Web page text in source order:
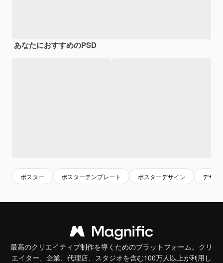
あなたにおすすめのPSD
ポスター ポスターテンプレート ポスターデザイン デザイ
最高のクリエイティブ制作を導くためのプラットフォーム。クリ
エイター、企業、代理店、スタジオを含む100万人以上が利用し